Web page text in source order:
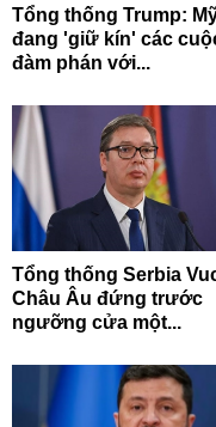
Tổng thống Trump:
đang 'giữ kín' các
đàm phán với...
Tổng thống Serbia
Châu Âu đứng trước
ngưỡng cửa một...